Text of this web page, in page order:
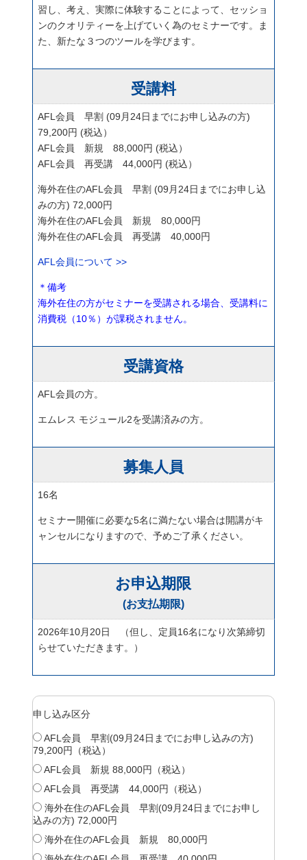
習し、考え、実際に体験することによって、セッショ
ンのクオリティーを上げていく為のセミナーです。ま
た、新たな３つのツールを学びます。
受講料
AFL会員 早割 (09月24日までにお申し込みの方)
79,200円 (税込）
AFL会員 新規 88,000円 (税込）
AFL会員 再受講 44,000円 (税込）
海外在住のAFL会員 早割 (09月24日までにお申し込
みの方) 72,000円
海外在住のAFL会員 新規 80,000円
海外在住のAFL会員 再受講 40,000円
AFL会員について >>
＊備考
海外在住の方がセミナーを受講される場合、受講料に
消費税（10％）が課税されません。
受講資格
AFL会員の方。
エムレス モジュール2を受講済みの方。
募集人員
16名
セミナー開催に必要な5名に満たない場合は開講がキ
ャンセルになりますので、予めご了承ください。
お申込期限
(お支払期限)
2026年10月20日 （但し、 定員16名になり次第締切
らせていただきます。）
申し込み区分
AFL会員 早割(09月24日までにお申し込みの方)
79,200円（税込）
AFL会員 新規 88,000円（税込）
AFL会員 再受講 44,000円（税込）
海外在住のAFL会員 早割(09月24日までにお申し
込みの方) 72,000円
海外在住のAFL会員 新規 80,000円